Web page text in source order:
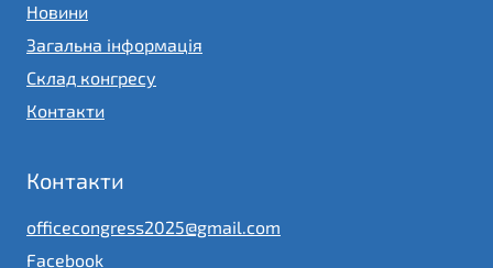
Новини
Загальна інформація
Склад конгресу
Контакти
Контакти
officecongress2025@gmail.com
Facebook